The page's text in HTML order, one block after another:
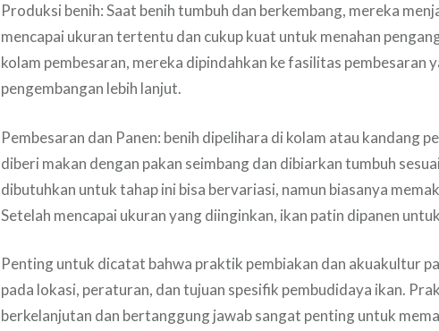
Produksi benih: Saat benih tumbuh dan berkembang, mereka
mencapai ukuran tertentu dan cukup kuat untuk menahan
kolam pembesaran, mereka dipindahkan ke fasilitas pembesaran
pengembangan lebih lanjut.
Pembesaran dan Panen: benih dipelihara di kolam atau kandang
diberi makan dengan pakan seimbang dan dibiarkan tumbuh
dibutuhkan untuk tahap ini bisa bervariasi, namun biasanya
Setelah mencapai ukuran yang diinginkan, ikan patin dipanen
Penting untuk dicatat bahwa praktik pembiakan dan akuakultur
pada lokasi, peraturan, dan tujuan spesifik pembudidaya ikan.
berkelanjutan dan bertanggung jawab sangat penting untuk